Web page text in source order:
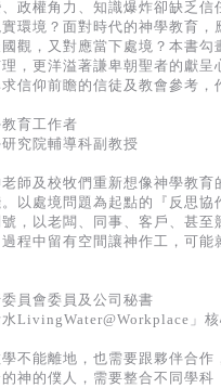
、政權角力、知識爆炸卻缺乏
環境？面對時代的神學教育
觀，又對應當下處境？本書
，更洋溢著謙卑朝聖者的獻
信仰前瞻的信徒及教會參考，
育工作者
究院輔導科副教授
老師及校牧們重新想像神學教
以處境問題為起點的『反思
，以老闆、同事、客戶、甚
程中留有空間讓神作工，可
員會委員及公司秘書
LivingWater@Workplace」核
學不能離地，也需要跟夥伴合
神的僕人，需要整合不同學